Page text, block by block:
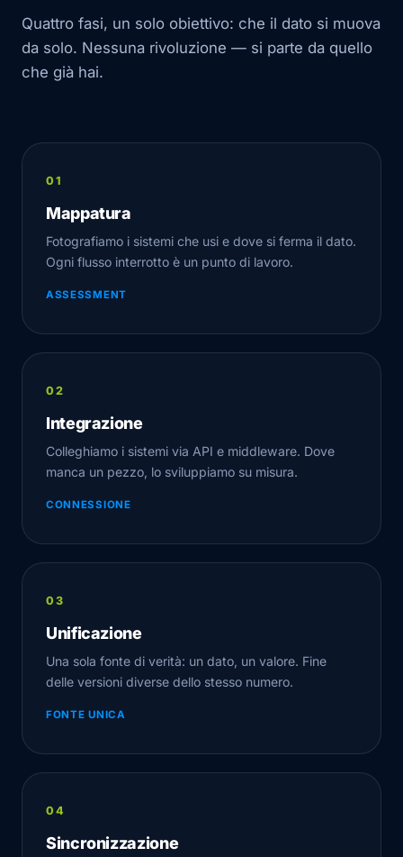
Quattro fasi, un solo obiettivo: che il dato si muova
da solo. Nessuna rivoluzione — si parte da quello
che già hai.
Mappatura
Fotografiamo i sistemi che usi e dove si ferma il dato.
Ogni flusso interrotto è un punto di lavoro.
ASSESSMENT
Integrazione
Colleghiamo i sistemi via API e middleware. Dove
manca un pezzo, lo sviluppiamo su misura.
CONNESSIONE
Unificazione
Una sola fonte di verità: un dato, un valore. Fine
delle versioni diverse dello stesso numero.
FONTE UNICA
Sincronizzazione